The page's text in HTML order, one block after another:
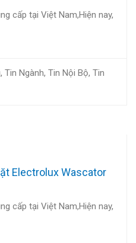
cấp tại Việt Nam,Hiện nay,
, Tin Ngành, Tin Nội Bộ, Tin
Electrolux Wascator
cấp tại Việt Nam,Hiện nay,